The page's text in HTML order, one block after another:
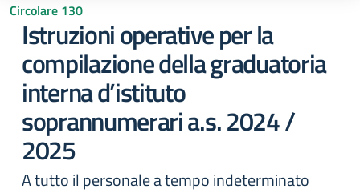
Circolare 130
Istruzioni operative per la
compilazione della graduatoria
interna d’istituto
soprannumerari a.s. 2024 /
2025
A tutto il personale a tempo indeterminato